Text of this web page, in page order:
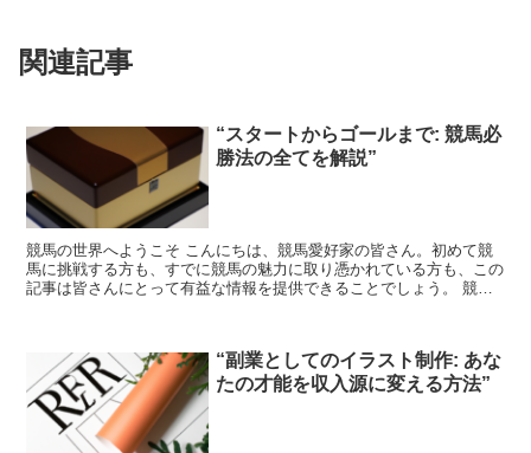
関連記事
“スタートからゴールまで: 競馬必
勝法の全てを解説”
競馬の世界へようこそ こんにちは、競馬愛好家の皆さん。初めて競
馬に挑戦する方も、すでに競馬の魅力に取り憑かれている方も、この
記事は皆さんにとって有益な情報を提供できることでしょう。 競馬
“副業としてのイラスト制作: あな
たの才能を収入源に変える方法”